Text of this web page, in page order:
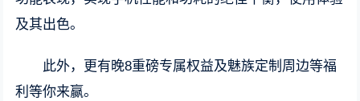
及其出色。
此外，更有晚8重磅专属权益及魅族定制周边等福
利等你来赢。